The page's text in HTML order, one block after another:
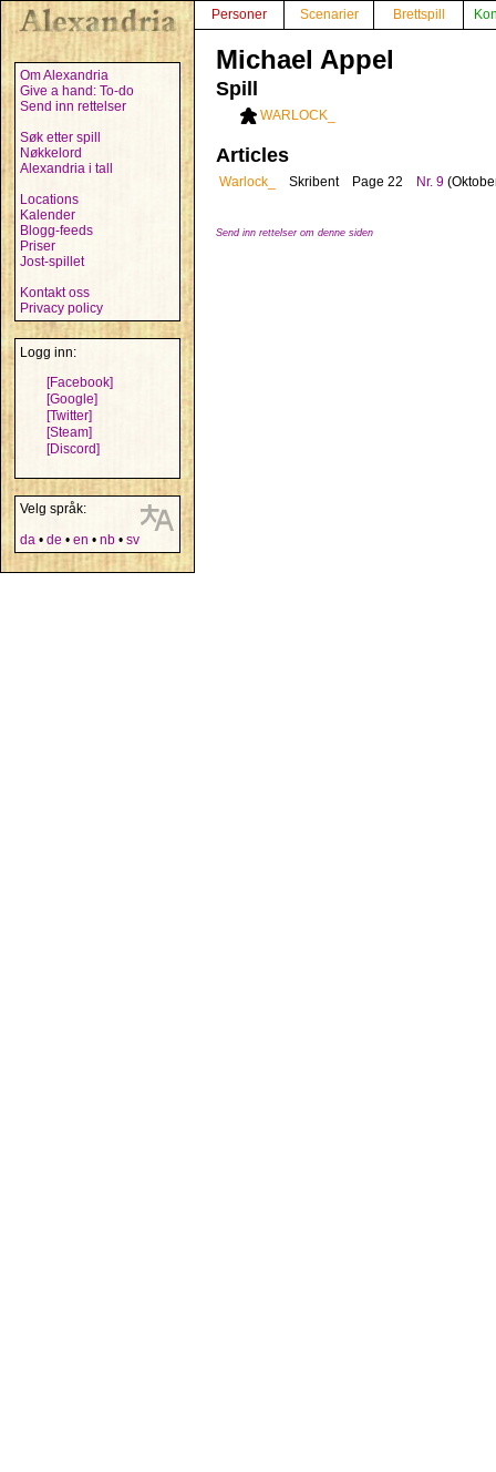
Om Alexandria
Give a hand: To-do
Send inn rettelser
Søk etter spill
Nøkkelord
Alexandria i tall
Locations
Kalender
Blogg-feeds
Priser
Jost-spillet
Kontakt oss
Privacy policy
Logg inn:
[Facebook]
[Google]
[Twitter]
[Steam]
[Discord]
Velg språk:
da • de • en • nb • sv
Personer Scenarier Brettspill
Michael Appel
Spill
WARLOCK_
Articles
Warlock_ Skribent Page 22 Nr. 9
Send inn rettelser om denne siden